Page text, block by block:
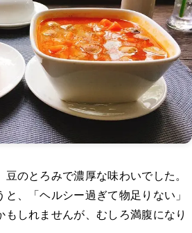
のとろみで濃厚な味わいでした。
、「ヘルシー過ぎて物足りない」
しれませんが、むしろ満腹になり